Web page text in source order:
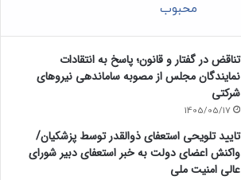
محبوب
تناقض در گفتار و قانون؛ پاسخ به انتقادات
نمایندگان مجلس از مصوبه ساماندهی نیروهای
شرکتی
1405/05/17
تایید تلویحی استعفای ذوالقدر توسط پزشکیان/
واکنش اعضای دولت به خبر استعفای دبیر شورای
عالی امنیت ملی